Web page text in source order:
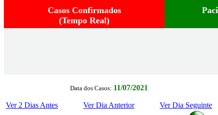
Casos Confirmados
(Tempo Real)
Data dos Casos: 11/07/2021
Ver 2 Dias Antes Ver Dia Anterior Ver Dia Seguinte